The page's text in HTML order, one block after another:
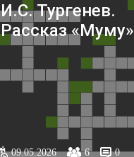
И.С. Тургенев.
Рассказ «Муму»
09.05.2026 6 0